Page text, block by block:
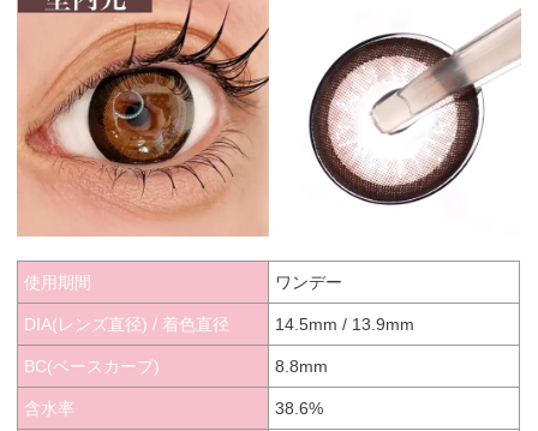
使用期間 ワンデー
DIA(レンズ直径) / 着色直径 14.5mm / 13.9mm
BC(ベースカーブ) 8.8mm
含水率 38.6%